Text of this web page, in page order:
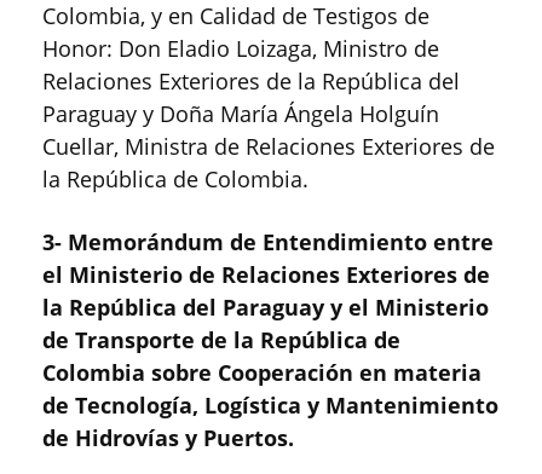
Colombia, y en Calidad de Testigos de
Honor: Don Eladio Loizaga, Ministro de
Relaciones Exteriores de la República del
Paraguay y Doña María Ángela Holguín
Cuellar, Ministra de Relaciones Exteriores de
la República de Colombia.
3- Memorándum de Entendimiento entre
el Ministerio de Relaciones Exteriores de
la República del Paraguay y el Ministerio
de Transporte de la República de
Colombia sobre Cooperación en materia
de Tecnología, Logística y Mantenimiento
de Hidrovías y Puertos.